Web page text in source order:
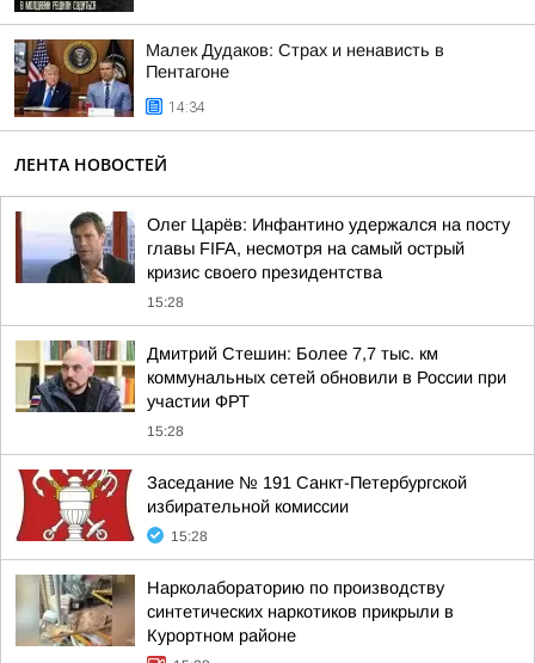
Малек Дудаков: Страх и ненависть в
Пентагоне
14:34
ЛЕНТА НОВОСТЕЙ
Олег Царёв: Инфантино удержался на посту
главы FIFA, несмотря на самый острый
кризис своего президентства
15:28
Дмитрий Стешин: Более 7,7 тыс. км
коммунальных сетей обновили в России при
участии ФРТ
15:28
Заседание № 191 Санкт-Петербургской
избирательной комиссии
15:28
Нарколабораторию по производству
синтетических наркотиков прикрыли в
Курортном районе